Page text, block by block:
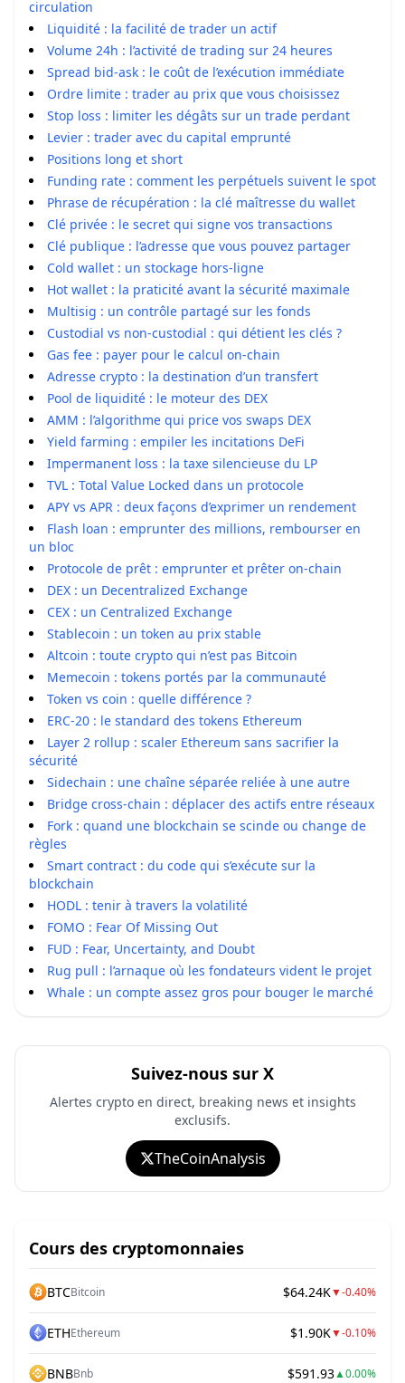
circulation
Liquidité : la facilité de trader un actif
Volume 24h : l’activité de trading sur 24 heures
Spread bid-ask : le coût de l’exécution immédiate
Ordre limite : trader au prix que vous choisissez
Stop loss : limiter les dégâts sur un trade perdant
Levier : trader avec du capital emprunté
Positions long et short
Funding rate : comment les perpétuels suivent le spot
Phrase de récupération : la clé maîtresse du wallet
Clé privée : le secret qui signe vos transactions
Clé publique : l’adresse que vous pouvez partager
Cold wallet : un stockage hors-ligne
Hot wallet : la praticité avant la sécurité maximale
Multisig : un contrôle partagé sur les fonds
Custodial vs non-custodial : qui détient les clés ?
Gas fee : payer pour le calcul on-chain
Adresse crypto : la destination d’un transfert
Pool de liquidité : le moteur des DEX
AMM : l’algorithme qui price vos swaps DEX
Yield farming : empiler les incitations DeFi
Impermanent loss : la taxe silencieuse du LP
TVL : Total Value Locked dans un protocole
APY vs APR : deux façons d’exprimer un rendement
Flash loan : emprunter des millions, rembourser en
un bloc
Protocole de prêt : emprunter et prêter on-chain
DEX : un Decentralized Exchange
CEX : un Centralized Exchange
Stablecoin : un token au prix stable
Altcoin : toute crypto qui n’est pas Bitcoin
Memecoin : tokens portés par la communauté
Token vs coin : quelle différence ?
ERC-20 : le standard des tokens Ethereum
Layer 2 rollup : scaler Ethereum sans sacrifier la
sécurité
Sidechain : une chaîne séparée reliée à une autre
Bridge cross-chain : déplacer des actifs entre réseaux
Fork : quand une blockchain se scinde ou change de
règles
Smart contract : du code qui s’exécute sur la
blockchain
HODL : tenir à travers la volatilité
FOMO : Fear Of Missing Out
FUD : Fear, Uncertainty, and Doubt
Rug pull : l’arnaque où les fondateurs vident le projet
Whale : un compte assez gros pour bouger le marché
Suivez-nous sur X
Alertes crypto en direct, breaking news et insights
exclusifs.
TheCoinAnalysis
Cours des cryptomonnaies
BTCBitcoin $64.24K▼-0.40%
ETHEthereum $1.90K▼-0.10%
BNBBnb $591.93▲0.00%